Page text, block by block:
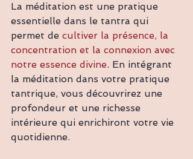
La méditation est une pratique
essentielle dans le tantra qui
permet de cultiver la présence, la
concentration et la connexion avec
notre essence divine. En intégrant
la méditation dans votre pratique
tantrique, vous découvrirez une
profondeur et une richesse
intérieure qui enrichiront votre vie
quotidienne.